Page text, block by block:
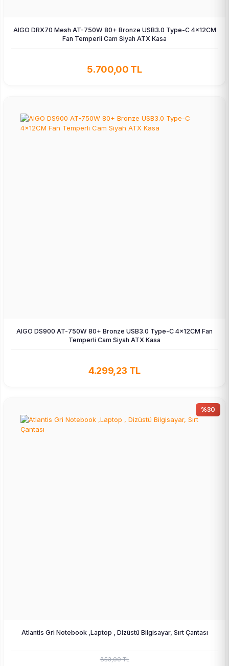
AIGO DRX70 Mesh AT-750W 80+ Bronze USB3.0 Type-C 4×12CM
Fan Temperli Cam Siyah ATX Kasa
5.700,00 TL
AIGO DS900 AT-750W 80+ Bronze USB3.0 Type-C 4×12CM Fan
Temperli Cam Siyah ATX Kasa
4.299,23 TL
%30
Atlantis Gri Notebook ,Laptop , Dizüstü Bilgisayar, Sırt Çantası
853,00 TL